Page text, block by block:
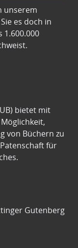
unserem
es doch in
1.600.000
bietet mit
von Büchern zu
für
Gutenberg